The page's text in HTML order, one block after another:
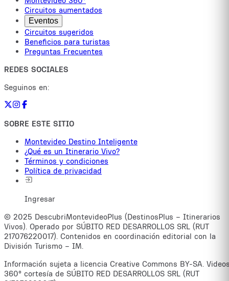
Circuitos aumentados
Eventos
Circuitos sugeridos
Beneficios para turistas
Preguntas Frecuentes
REDES SOCIALES
Seguinos en:
SOBRE ESTE SITIO
Montevideo Destino Inteligente
¿Qué es un Itinerario Vivo?
Términos y condiciones
Política de privacidad
Ingresar
© 2025 DescubriMontevideoPlus (DestinosPlus – Itinerarios
Vivos). Operado por SÚBITO RED DESARROLLOS SRL (RUT
217076220017). Contenidos en coordinación editorial con la
División Turismo – IM.
Información sujeta a licencia Creative Commons BY-SA.
360° cortesía de SÚBITO RED DESARROLLOS SRL (RUT